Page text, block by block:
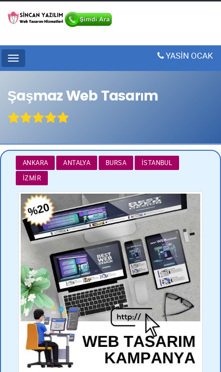
Menu YASİN OCAK
Şaşmaz Web Tasarım
ANKARA ANTALYA BURSA
İSTANBUL
İZMIR